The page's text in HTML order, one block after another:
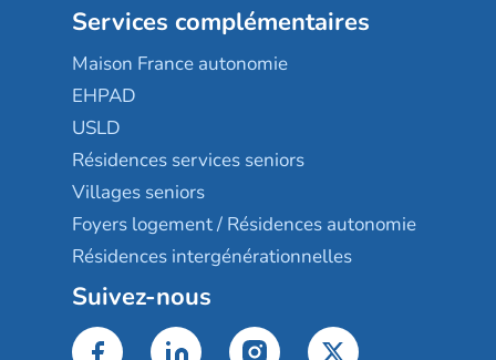
Services complémentaires
Maison France autonomie
EHPAD
USLD
Résidences services seniors
Villages seniors
Foyers logement / Résidences autonomie
Résidences intergénérationnelles
Suivez-nous